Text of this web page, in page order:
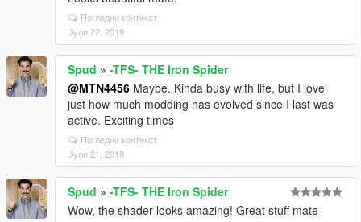
Погледни контекст
Јули 22, 2019
Spud » -TFS- THE Iron Spider
@MTN4456 Maybe. Kinda busy with life, but I love
just how much modding has evolved since I last was
active. Exciting times
Погледни контекст
Јули 21, 2019
Spud » -TFS- THE Iron Spider
Wow, the shader looks amazing! Great stuff mate